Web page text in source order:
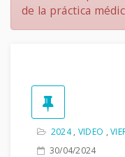
de la práctica
2024, VIDEO ,
30/04/2024